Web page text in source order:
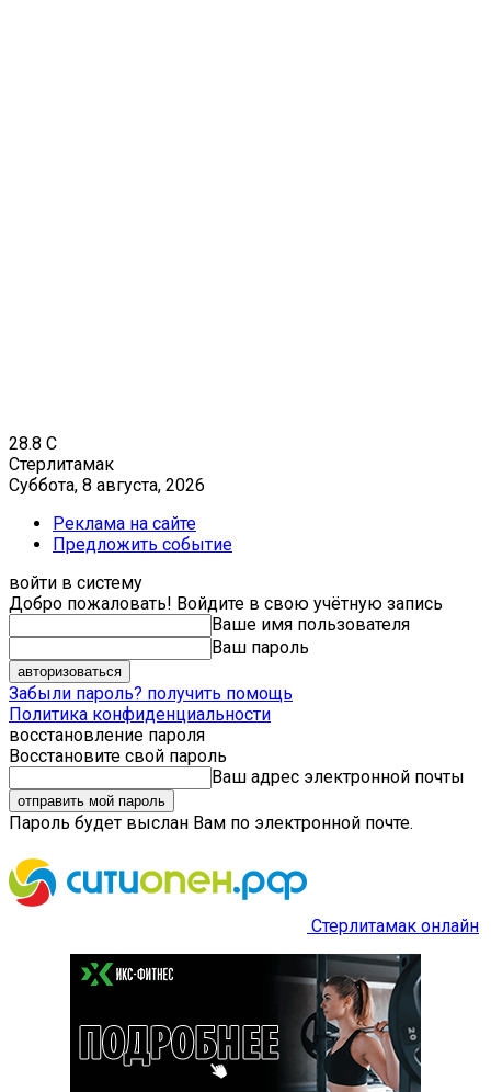
28.8 C
Стерлитамак
Суббота, 8 августа, 2026
Реклама на сайте
Предложить событие
войти в систему
Добро пожаловать! Войдите в свою учётную запись
Ваше имя пользователя
Ваш пароль
Забыли пароль? получить помощь
Политика конфиденциальности
восстановление пароля
Восстановите свой пароль
Ваш адрес электронной почты
Пароль будет выслан Вам по электронной почте.
Стерлитамак онлайн